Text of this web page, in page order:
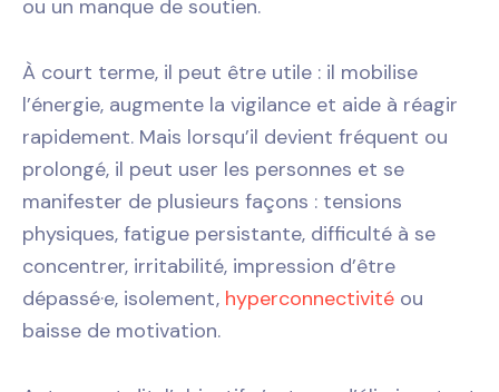
ou un manque de soutien.
À court terme, il peut être utile : il mobilise
l’énergie, augmente la vigilance et aide à réagir
rapidement. Mais lorsqu’il devient fréquent ou
prolongé, il peut user les personnes et se
manifester de plusieurs façons : tensions
physiques, fatigue persistante, difficulté à se
concentrer, irritabilité, impression d’être
dépassé·e, isolement, hyperconnectivité ou
baisse de motivation.